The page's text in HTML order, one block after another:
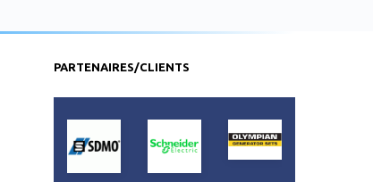
PARTENAIRES/CLIENTS